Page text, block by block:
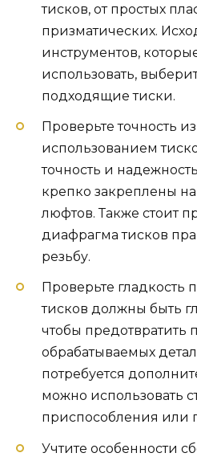
тисков, от простых
призматических.
инструментов,
использовать,
подходящие тиски.
Проверьте точность
использованием
точность и
крепко закреплены
люфтов. Также стоит
диафрагма тисков
резьбу.
Проверьте гладкость
тисков должны быть
чтобы предотвратить
обрабатываемых
потребуется
можно использовать
приспособления
Учтите особенности